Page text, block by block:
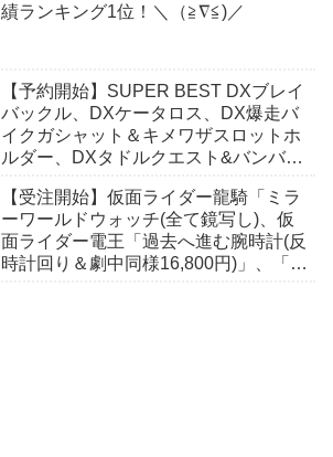
績ランキング1位！＼（≧∇≦)／
【予約開始】SUPER BEST DXブレイ
バックル、DXケータロス、DX爆走バ
イクガシャット＆キメワザスロットホ
ルダー、DXタドルクエスト&バンバン
売！
【受注開始】仮面ライダー龍騎「ミラ
ーワールドウォッチ(全て鏡写し)、仮
面ライダー電王「過去へ進む腕時計(反
時計回り＆劇中同様16,800円)」、「ク